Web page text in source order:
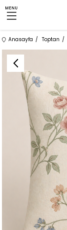
MENU
Anasayfa Toptan